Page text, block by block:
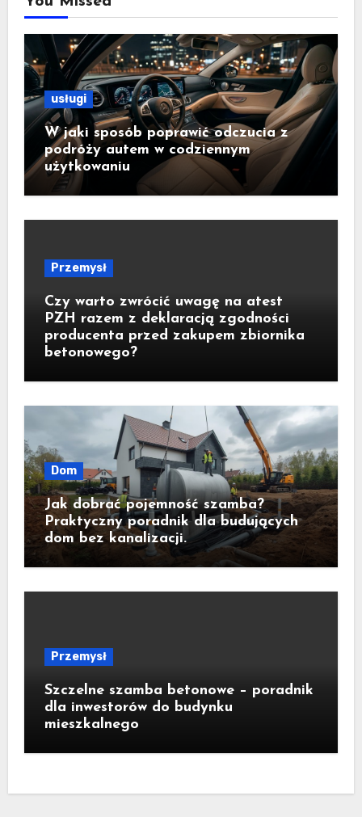
usługi
W jaki sposób poprawić odczucia z
podróży autem w codziennym
użytkowaniu
Przemysł
Czy warto zwrócić uwagę na atest
PZH razem z deklaracją zgodności
producenta przed zakupem zbiornika
betonowego?
Dom
Jak dobrać pojemność szamba?
Praktyczny poradnik dla budujących
dom bez kanalizacji.
Przemysł
Szczelne szamba betonowe – poradnik
dla inwestorów do budynku
mieszkalnego